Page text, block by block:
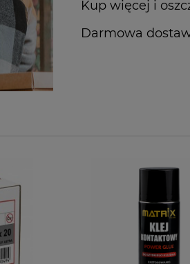
Kup więcej i
Darmowa